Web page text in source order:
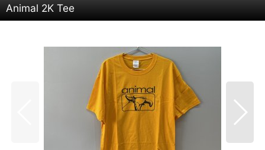
Animal 2K Tee